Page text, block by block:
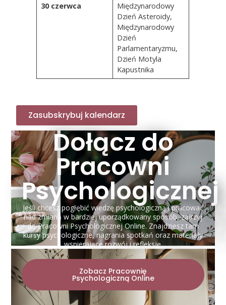
30 czerwca
Międzynarodowy
Dzień Asteroidy,
Międzynarodowy
Dzień
Parlamentaryzmu,
Dzień Motyla
Kapustnika
Zasubskrybuj kalendarz
Dołącz do
Pracowni
Psychologicznej
Jeśli chcesz pogłębić wiedzę psychologiczną i pracować
nad zmianą w bardziej uporządkowany sposób, zajrzyj
do Pracowni Psychologicznej Online. Znajdziesz tam
kursy psychologiczne, nagrania spotkań oraz materiały
wspierające rozwój i refleksję.
Zobacz Pracownię
Psychologiczną Online